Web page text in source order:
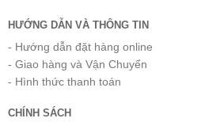
HƯỚNG DẪN VÀ THÔNG TIN
- Hướng dẫn đặt hàng online
- Giao hàng và Vận Chuyển
- Hình thức thanh toán
CHÍNH SÁCH